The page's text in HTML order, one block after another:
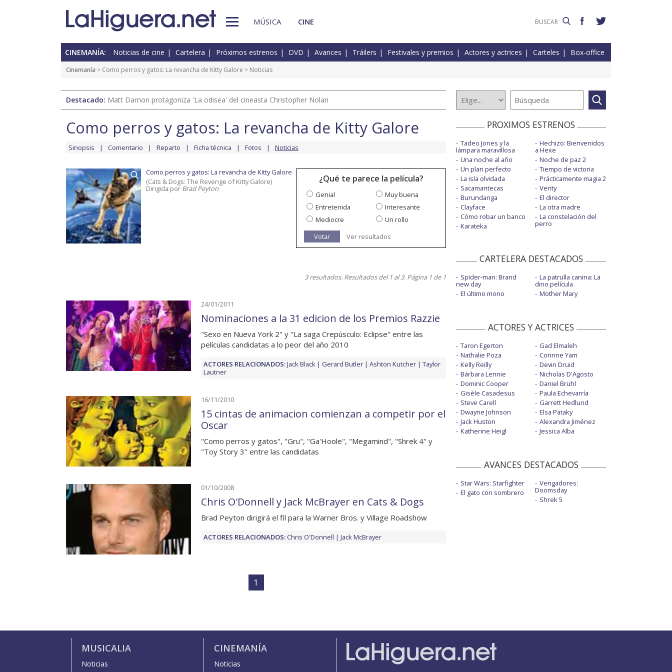
MÚSICA CINE
CINEMANÍA: Noticias de cine Cartelera Próximos estrenos DVD Avances Tráilers Festivales y premios Actores y actrices Carteles Box-office
Cinemanía > Como perros y gatos: La revancha de Kitty Galore > Noticias
Destacado: Matt Damon protagoniza 'La odisea' del cineasta Christopher Nolan
Como perros y gatos: La revancha de Kitty Galore
Sinopsis Comentario Reparto Ficha técnica Fotos Noticias
Como perros y gatos: La revancha de Kitty Galore
(Cats & Dogs: The Revenge of Kitty Galore)
Dirigida por Brad Peyton
¿Qué te parece la película?
Genial
Muy buena
Entretenida
Interesante
Mediocre
Un rollo
Votar
Ver resultados
3 resultados. Resultados del 1 al 3. Página 1 de 1
24/01/2011
Nominaciones a la 31 edicion de los Premios Razzie
"Sexo en Nueva York 2" y "La saga Crepúsculo: Eclipse" entre las
películas candidatas a lo peor del año 2010
ACTORES RELACIONADOS:Jack Black Gerard Butler Ashton Kutcher
Taylor
Lautner
16/11/2010
15 cintas de animacion comienzan a competir por el
Oscar
"Como perros y gatos", "Gru", "Ga'Hoole", "Megamind", "Shrek 4" y
"Toy Story 3" entre las candidatas
01/10/2008
Chris O'Donnell y Jack McBrayer en Cats & Dogs
Brad Peyton dirigirá el fil para la Warner Bros. y Village Roadshow
ACTORES RELACIONADOS:Chris O'Donnell Jack McBrayer
1
PROXIMOS ESTRENOS
Tadeo Jones y la
lámpara maravillosa
Una noche al año
Un plan perfecto
La isla olvidada
Sacamantecas
Burundanga
Clayface
Cómo robar un banco
Karateka
Hechizo: Bienvenidos
a Hexe
Noche de paz 2
Tiempo de victoria
Prácticamente magia 2
Verity
El director
La otra madre
La constelación del
perro
CARTELERA DESTACADOS
Spider-man: Brand
new day
El último mono
La patrulla canina: La
dino película
Mother Mary
ACTORES Y ACTRICES
Taron Egerton
Nathalie Poza
Kelly Reilly
Bárbara Lennie
Dominic Cooper
Gisèle Casadesus
Steve Carell
Dwayne Johnson
Jack Huston
Katherine Heigl
Gad Elmaleh
Corinne Yam
Devin Druid
Nicholas D'Agosto
Daniel Brühl
Paula Echevarría
Garrett Hedlund
Elsa Pataky
Alexandra Jiménez
Jessica Alba
AVANCES DESTACADOS
Star Wars: Starfighter
El gato con sombrero
Vengadores:
Doomsday
Shrek 5
MUSICALIA
Noticias
CINEMANÍA
Noticias